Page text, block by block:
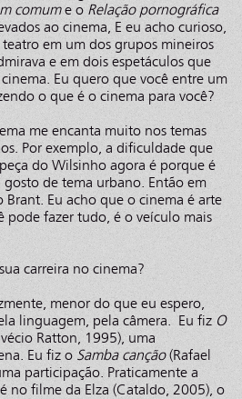
comume o Relação pornográfica
ao cinema, E eu acho curioso,
em um dos grupos mineiros
e em dois espetáculos que
Eu quero que você entre um
o que é o cinema para você?
me encanta muito nos temas
Por exemplo, a dificuldade que
do Wilsinho agora é porque é
gosto de tema urbano. Então em
Eu acho que o cinema é arte
pode fazer tudo, é o veículo mais
carreira no cinema?
menor do que eu espero,
linguagem, pela câmera. Eu fiz O
Ratton, 1995), uma
Eu fiz o Samba canção(Rafael
participação. Praticamente a
no filme da Elza (Cataldo, 2005), o